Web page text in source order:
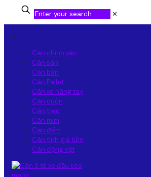
✕
✕
Cân chính xác
Cân sàn
Cân bàn
Cân Pallet
Cân xe nâng tay
Cân cuộn
Cân treo
Cân mini
Cân đếm
Cân tính giá tiền
Cân động vật